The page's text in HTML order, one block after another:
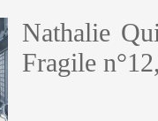
Nathalie
Fragile